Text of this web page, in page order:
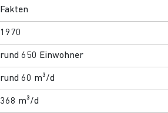
Fakten
1970
rund 650 Einwohner
rund 60 m³/d
368 m³/d